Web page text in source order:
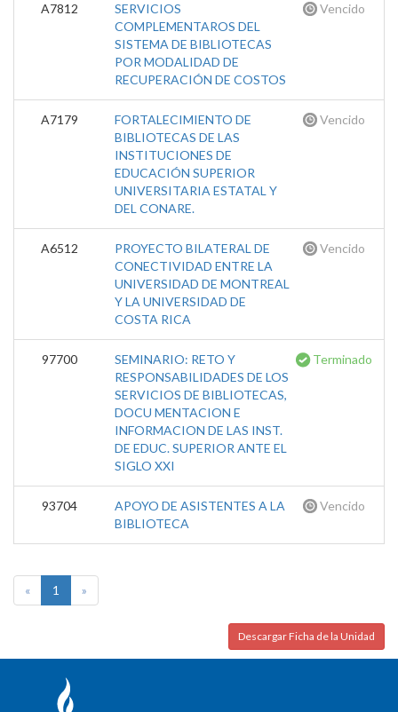
A7812
SERVICIOS
COMPLEMENTAROS DEL
SISTEMA DE BIBLIOTECAS
POR MODALIDAD DE
RECUPERACIÓN DE COSTOS
Vencido
A7179
FORTALECIMIENTO DE
BIBLIOTECAS DE LAS
INSTITUCIONES DE
EDUCACIÓN SUPERIOR
UNIVERSITARIA ESTATAL Y
DEL CONARE.
Vencido
A6512
PROYECTO BILATERAL DE
CONECTIVIDAD ENTRE LA
UNIVERSIDAD DE MONTREAL
Y LA UNIVERSIDAD DE
COSTA RICA
Vencido
97700
SEMINARIO: RETO Y
RESPONSABILIDADES DE LOS
SERVICIOS DE BIBLIOTECAS,
DOCU MENTACION E
INFORMACION DE LAS INST.
DE EDUC. SUPERIOR ANTE EL
SIGLO XXI
Terminado
93704
APOYO DE ASISTENTES A LA
BIBLIOTECA
Vencido
« 1 »
Descargar Ficha de la Unidad